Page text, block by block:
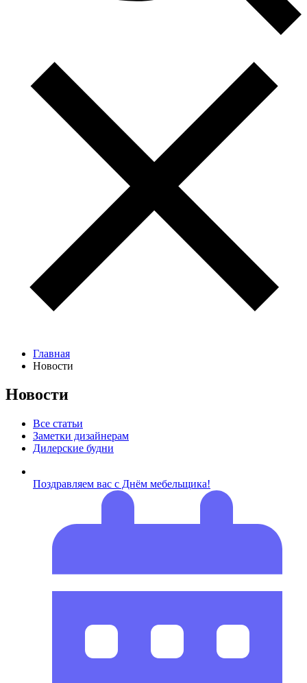
Главная
Новости
Новости
Все статьи
Заметки дизайнерам
Дилерские будни
Поздравляем вас с Днём мебельщика!